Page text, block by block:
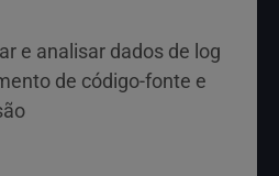
e analisar dados de log
de código-fonte e